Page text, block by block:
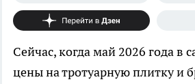
Сейчас, когда май 2026 года в
цены на тротуарную плитку и